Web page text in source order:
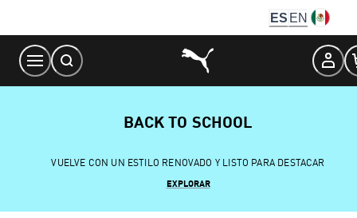
Content
ES EN
BACK TO SCHOOL
VUELVE CON UN ESTILO RENOVADO Y LISTO PARA DESTACAR
EXPLORAR